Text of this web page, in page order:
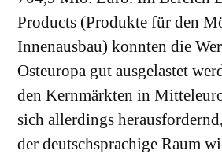
Products (Produkte für den
Innenausbau) konnten die
Osteuropa gut ausgelastet
den Kernmärkten in
sich allerdings
der deutschsprachige Raum